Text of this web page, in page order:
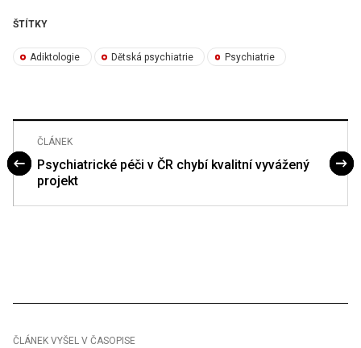
ŠTÍTKY
Adiktologie Dětská psychiatrie Psychiatrie
ČLÁNEK
Psychiatrické péči v ČR chybí kvalitní vyvážený
projekt
ČLÁNEK VYŠEL V ČASOPISE